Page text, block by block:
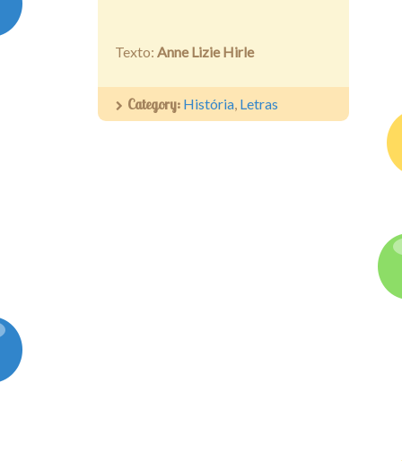
Texto: Anne Lizie Hirle
Category: História, Letras